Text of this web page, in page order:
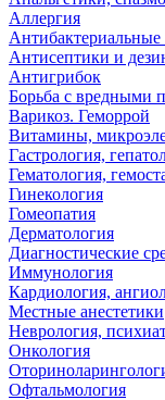
Аллергия
Антисептики и
Антигрибок
Борьба с вредными
Варикоз. Геморрой
Витамины,
Гастрология,
Гематология,
Гинекология
Гомеопатия
Дерматология
Диагностические
Иммунология
Кардиология,
Местные анестетики
Неврология,
Онкология
Офтальмология